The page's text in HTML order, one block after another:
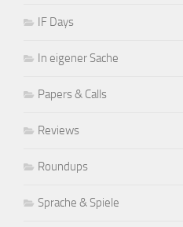
IF Days
In eigener Sache
Papers & Calls
Reviews
Roundups
Sprache & Spiele